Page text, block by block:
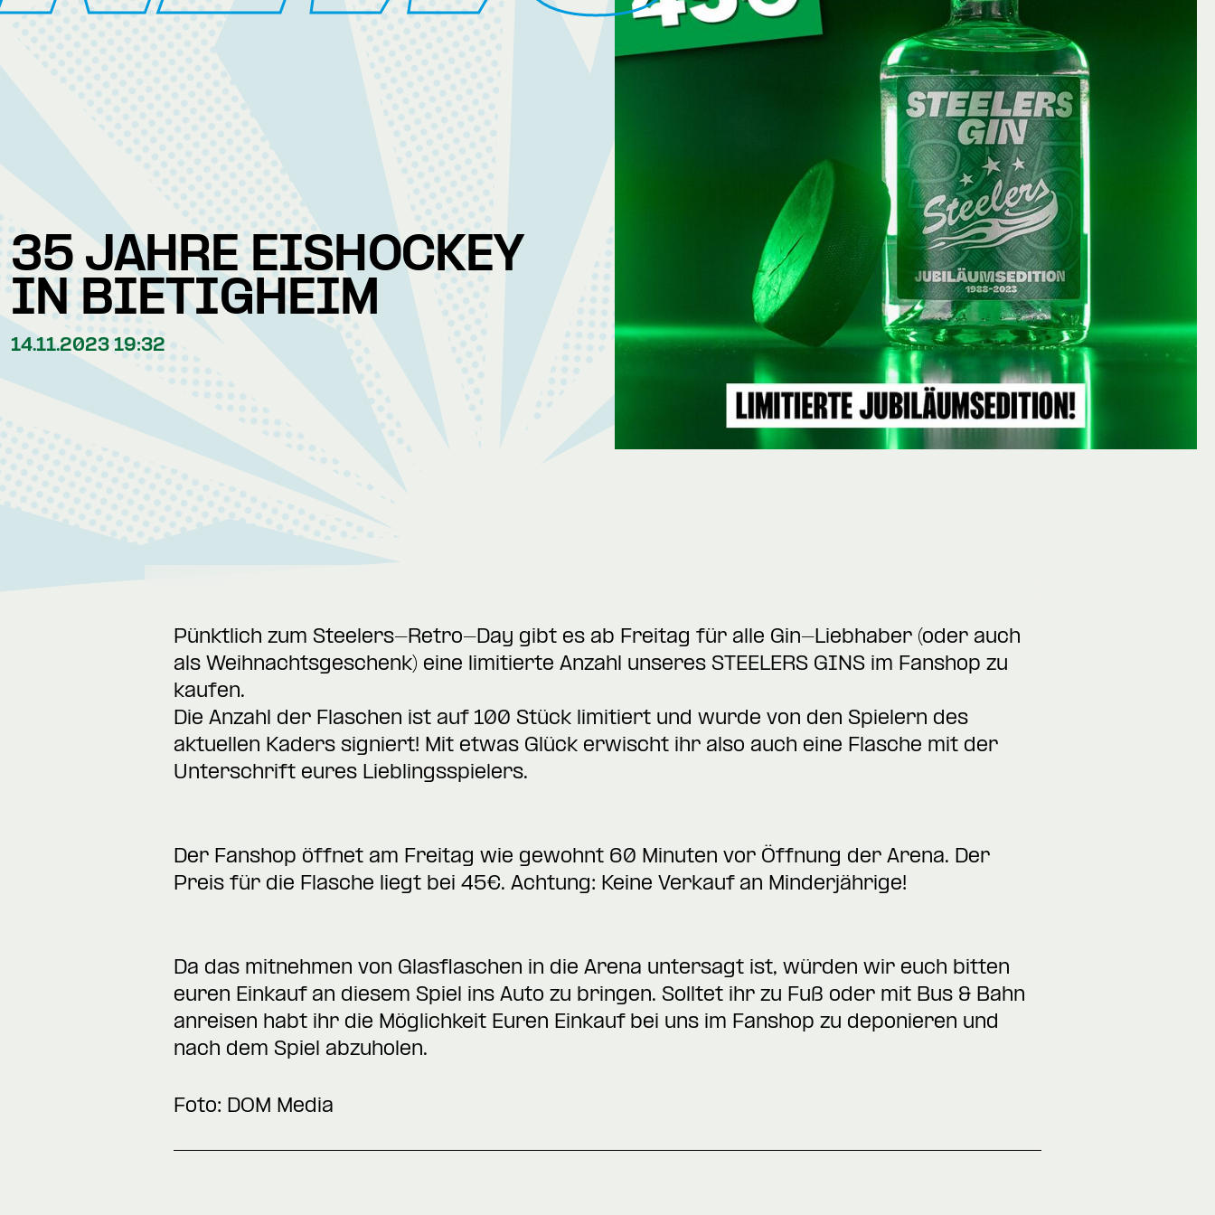
35 JAHRE EISHOCKEY
IN BIETIGHEIM
14.11.2023 19:32
Pünktlich zum Steelers-Retro-Day gibt es ab Freitag für alle Gin-Liebhaber (oder auch
als Weihnachtsgeschenk) eine limitierte Anzahl unseres STEELERS GINS im Fanshop zu
kaufen.
Die Anzahl der Flaschen ist auf 100 Stück limitiert und wurde von den Spielern des
aktuellen Kaders signiert! Mit etwas Glück erwischt ihr also auch eine Flasche mit der
Unterschrift eures Lieblingsspielers.
Der Fanshop öffnet am Freitag wie gewohnt 60 Minuten vor Öffnung der Arena. Der
Preis für die Flasche liegt bei 45€. Achtung: Keine Verkauf an Minderjährige!
Da das mitnehmen von Glasflaschen in die Arena untersagt ist, würden wir euch bitten
euren Einkauf an diesem Spiel ins Auto zu bringen. Solltet ihr zu Fuß oder mit Bus & Bahn
anreisen habt ihr die Möglichkeit Euren Einkauf bei uns im Fanshop zu deponieren und
nach dem Spiel abzuholen.
Foto: DOM Media